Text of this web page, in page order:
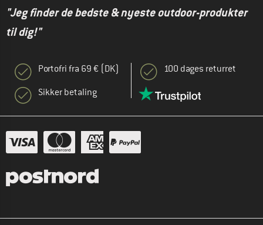
"Jeg finder de bedste & nyeste outdoor-produkter
til dig!"
Portofri fra 69 € (DK)
Sikker betaling
100 dages returret